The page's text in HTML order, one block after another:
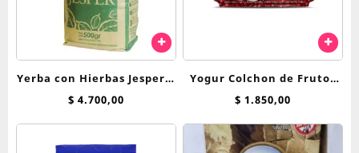
Yerba con Hierbas Jesper x
500 g Menta, Peperina y
$ 4.700,00
Yogur Colchon de Frutos
del Bosque 125 grs
$ 1.850,00